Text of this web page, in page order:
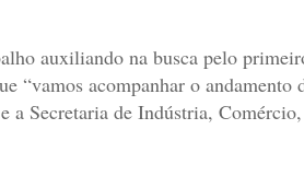
auxiliando na busca pelo
“vamos acompanhar o andamento
a Secretaria de Indústria,